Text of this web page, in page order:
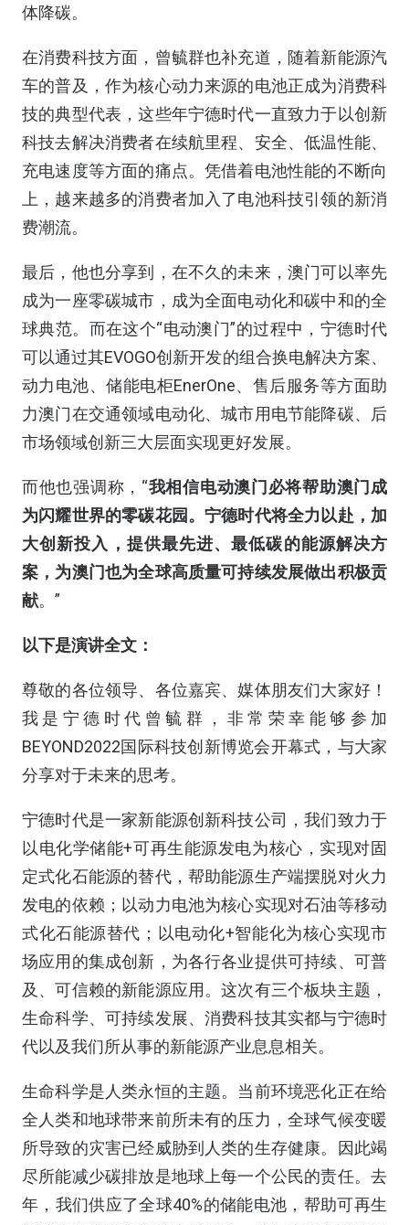
体降碳。
在消费科技方面，曾毓群也补充道，随着新能源汽
车的普及，作为核心动力来源的电池正成为消费科
技的典型代表，这些年宁德时代一直致力于以创新
科技去解决消费者在续航里程、安全、低温性能、
充电速度等方面的痛点。凭借着电池性能的不断向
上，越来越多的消费者加入了电池科技引领的新消
费潮流。
最后，他也分享到，在不久的未来，澳门可以率先
成为一座零碳城市，成为全面电动化和碳中和的全
球典范。而在这个“电动澳门”的过程中，宁德时代
可以通过其EVOGO创新开发的组合换电解决方案、
动力电池、储能电柜EnerOne、售后服务等方面助
力澳门在交通领域电动化、城市用电节能降碳、后
市场领域创新三大层面实现更好发展。
而他也强调称，“我相信电动澳门必将帮助澳门成
为闪耀世界的零碳花园。宁德时代将全力以赴，加
大创新投入，提供最先进、最低碳的能源解决方
案，为澳门也为全球高质量可持续发展做出积极贡
献。”
以下是演讲全文：
尊敬的各位领导、各位嘉宾、媒体朋友们大家好！
我是宁德时代曾毓群，非常荣幸能够参加
BEYOND2022国际科技创新博览会开幕式，与大家
分享对于未来的思考。
宁德时代是一家新能源创新科技公司，我们致力于
以电化学储能+可再生能源发电为核心，实现对固
定式化石能源的替代，帮助能源生产端摆脱对火力
发电的依赖；以动力电池为核心实现对石油等移动
式化石能源替代；以电动化+智能化为核心实现市
场应用的集成创新，为各行各业提供可持续、可普
及、可信赖的新能源应用。这次有三个板块主题，
生命科学、可持续发展、消费科技其实都与宁德时
代以及我们所从事的新能源产业息息相关。
生命科学是人类永恒的主题。当前环境恶化正在给
全人类和地球带来前所未有的压力，全球气候变暖
所导致的灾害已经威胁到人类的生存健康。因此竭
尽所能减少碳排放是地球上每一个公民的责任。去
年，我们供应了全球40%的储能电池，帮助可再生